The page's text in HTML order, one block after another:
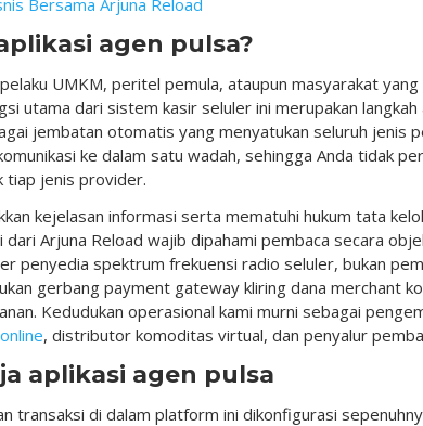
agen pulsa?
UMKM, peritel pemula, ataupun masyarakat
utama dari sistem kasir seluler ini merupakan
jembatan otomatis yang menyatukan seluruh jenis
ke dalam satu wadah, sehingga Anda tidak
tiap jenis provider.
kejelasan informasi serta mematuhi hukum tata
dari Arjuna Reload wajib dipahami pembaca secara
penyedia spektrum frekuensi radio seluler, bukan
gerbang payment gateway kliring dana merchant
Kedudukan operasional kami murni sebagai
, distributor komoditas virtual, dan penyalur
aplikasi agen pulsa
transaksi di dalam platform ini dikonfigurasi